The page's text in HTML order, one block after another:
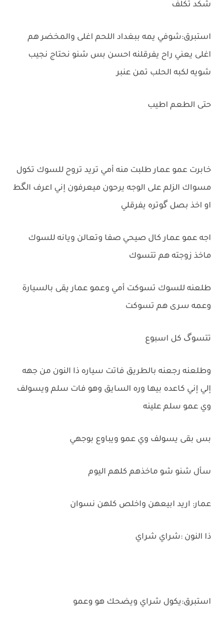
شكد تكلف
استبرق:شوفي يمه ببغداد اللحم اغلى والمخضر هم
اغلى يعني راح يفرقلنه احسن بس شنو نحتاج نجيب
شويه لكبه الحلب تمن عنبر
حتى الطعم اطيب
خابرت عمو عمار طلبت منه أمي تريد تروح للسوك تكول
مسواك الزلم على الوجه يرحون ميعرفون إني اعرف الگط
او اخذ بصل گوتره يفرقلي
اجه عمو عمار كال صيحي صفا وتعالن ويانه للسوك
ماخذ زوجته هم تتسوك
طلعنه للسوك تسوكت أمي وعمو عمار يقى بالسيارة
وعمه سرى هم تسوكت
تتسوگ كل اسبوع
وطلعنه رجعنه بالطريق فاتت سياره ذا النون من جهه
إلي إني كاعده بيها وره السايق وهو فات سلم ويسولف
وي عمو سلم علينه
بس بقى يسولف وي عمو ويباوع بوجهي
سأل شنو شو ماخذهم كلهم اليوم
عمار: اريد ابيعهن واخلص كلهن نسوان
ذا النون :شراي شراي
استبرق:يكول شراي ويضحك هو وعمو